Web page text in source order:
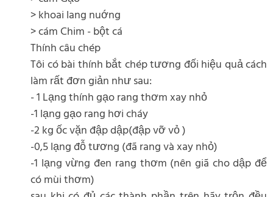
> khoai lang nuớng
> cám Chim - bột cá
Thính câu chép
Tôi có bài thính bắt chép tương đối hiệu quả cách
làm rất đơn giản như sau:
- 1 Lạng thính gạo rang thơm xay nhỏ
-1 lạng gạo rang hơi cháy
-2 kg ốc vặn đập dập(đập vỡ vỏ )
-0,5 lạng đỗ tương (đã rang và xay nhỏ)
-1 lạng vừng đen rang thơm (nên giã cho dập để
có mùi thơm)